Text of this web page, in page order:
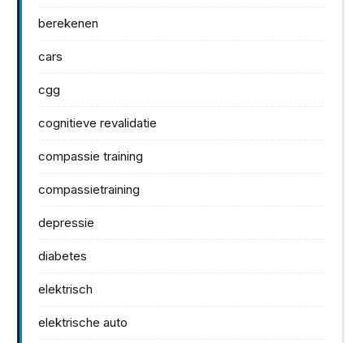
berekenen
cars
cgg
cognitieve revalidatie
compassie training
compassietraining
depressie
diabetes
elektrisch
elektrische auto